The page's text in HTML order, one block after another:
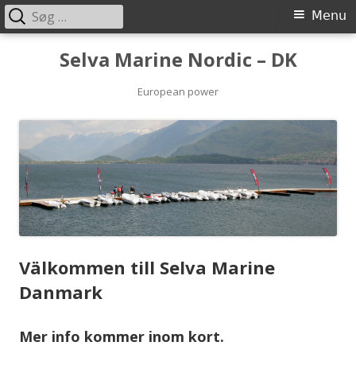
Selva Marine Nordic – DK
European power
Primary
Menu
Søg
efter:
Välkommen till Selva Marine
Danmark
Mer info kommer inom kort.